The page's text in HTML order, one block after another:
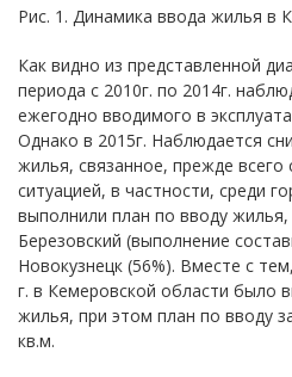
Рис. 1. Динамика ввода жилья в
Как видно из представленной
периода с 2010г. по 2014г.
ежегодно вводимого в
Однако в 2015г. Наблюдается
жилья, связанное, прежде
ситуацией, в частности, среди
выполнили план по вводу жилья,
Березовский (выполнение
Новокузнецк (56%). Вместе с
г. в Кемеровской области было
жилья, при этом план по вводу
кв.м.